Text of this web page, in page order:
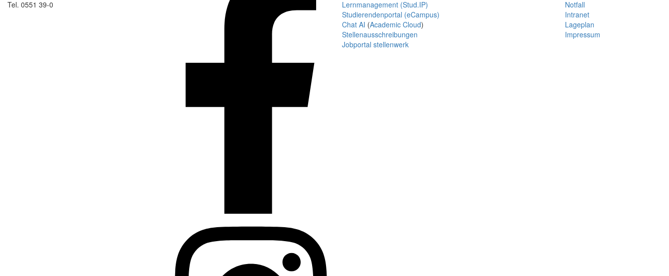
Tel. 0551 39-0
Lernmanagement (Stud.IP)
Studierendenportal (eCampus)
Chat AI (Academic Cloud)
Stellenausschreibungen
Jobportal stellenwerk
Notfall
Intranet
Lageplan
Impressum